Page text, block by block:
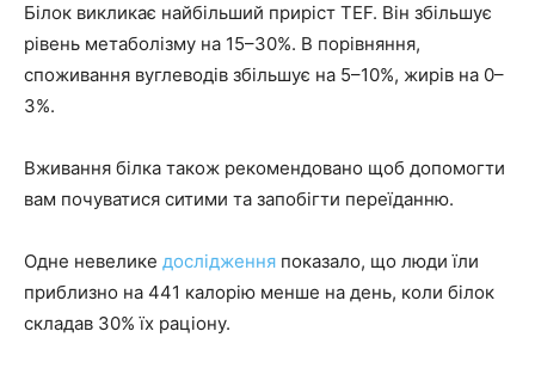
Білок викликає найбільший приріст TEF. Він збільшує
рівень метаболізму на 15–30%. В порівняння,
споживання вуглеводів збільшує на 5–10%, жирів на 0–
3%.
Вживання білка також рекомендовано щоб допомогти
вам почуватися ситими та запобігти переїданню.
Одне невелике дослідження показало, що люди їли
приблизно на 441 калорію менше на день, коли білок
складав 30% їх раціону.